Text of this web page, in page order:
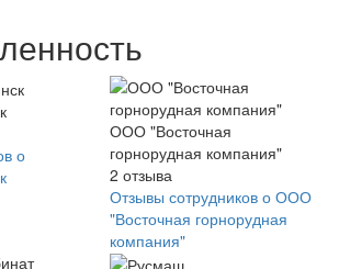
о
ООО "Восточная
горнорудная компания"
2 отзыва
Отзывы сотрудников о ООО
"Восточная горнорудная
компания"